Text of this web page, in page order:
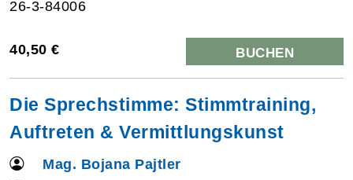
26-3-84006
40,50 € BUCHEN
Die Sprechstimme: Stimmtraining,
Auftreten & Vermittlungskunst
Mag. Bojana Pajtler